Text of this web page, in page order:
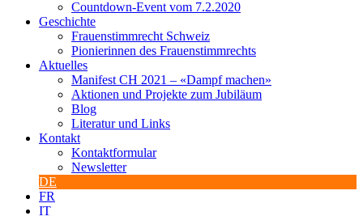
Countdown-Event vom 7.2.2020
Geschichte
Frauenstimmrecht Schweiz
Pionierinnen des Frauenstimmrechts
Aktuelles
Manifest CH 2021 – «Dampf machen»
Aktionen und Projekte zum Jubiläum
Blog
Literatur und Links
Kontakt
Kontaktformular
Newsletter
DE
FR
IT